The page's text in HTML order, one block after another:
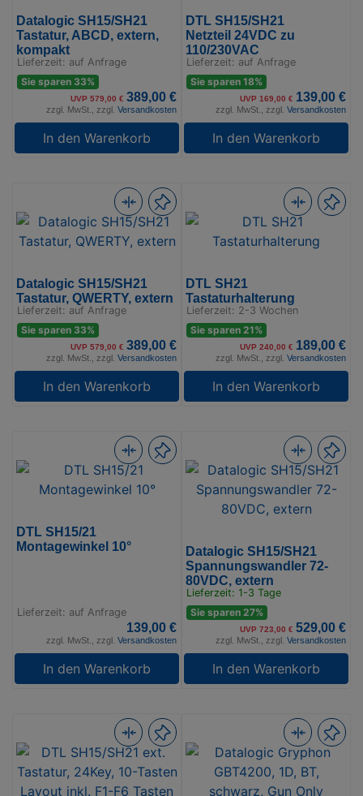
Datalogic SH15/SH21
Tastatur, ABCD, extern,
kompakt
Lieferzeit: auf Anfrage
Sie sparen 33%
UVP 579,00 € 389,00 €
zzgl. MwSt., zzgl. Versandkosten
In den Warenkorb
DTL SH15/SH21
Netzteil 24VDC zu
110/230VAC
Lieferzeit: auf Anfrage
Sie sparen 18%
UVP 169,00 € 139,00 €
zzgl. MwSt., zzgl. Versandkosten
In den Warenkorb
Datalogic SH15/SH21
Tastatur, QWERTY, extern
Lieferzeit: auf Anfrage
Sie sparen 33%
UVP 579,00 € 389,00 €
zzgl. MwSt., zzgl. Versandkosten
In den Warenkorb
DTL SH21
Tastaturhalterung
Lieferzeit: 2-3 Wochen
Sie sparen 21%
UVP 240,00 € 189,00 €
zzgl. MwSt., zzgl. Versandkosten
In den Warenkorb
DTL SH15/21
Montagewinkel 10°
Lieferzeit: auf Anfrage
139,00 €
zzgl. MwSt., zzgl. Versandkosten
In den Warenkorb
Datalogic SH15/SH21
Spannungswandler 72-
80VDC, extern
Lieferzeit: 1-3 Tage
Sie sparen 27%
UVP 723,00 € 529,00 €
zzgl. MwSt., zzgl. Versandkosten
In den Warenkorb